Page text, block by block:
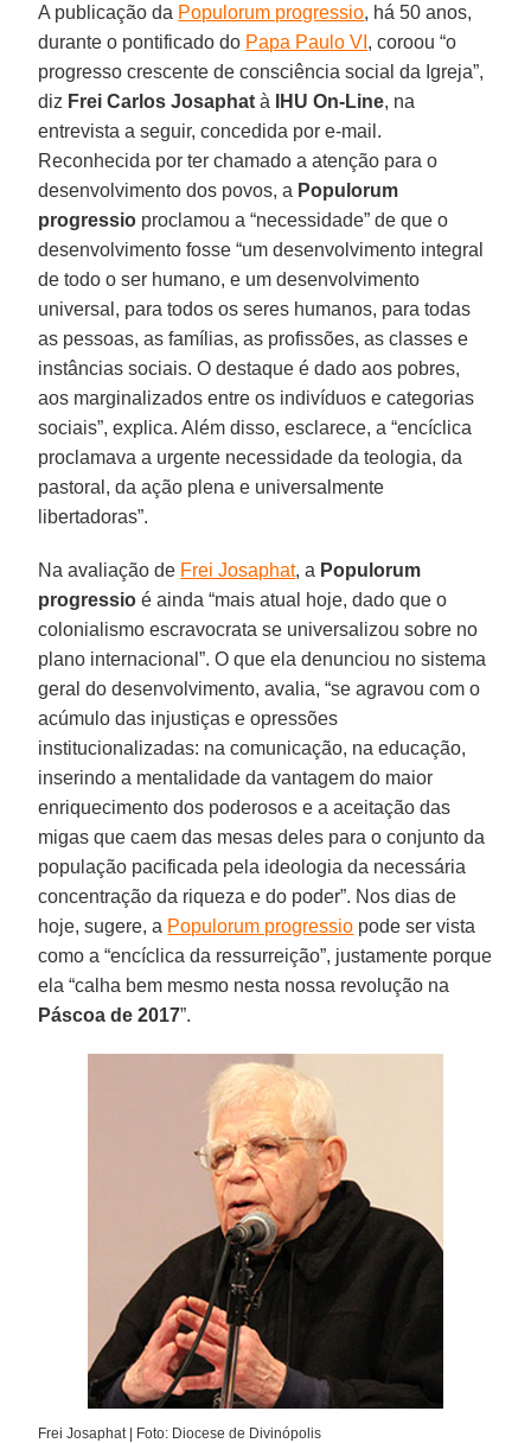
A publicação da Populorum progressio, há 50 anos,
durante o pontificado do Papa Paulo VI , coroou “o
progresso crescente de consciência social da Igreja”,
diz Frei Carlos Josaphat à IHU On-Line, na
entrevista a seguir, concedida por e-mail.
Reconhecida por ter chamado a atenção para o
desenvolvimento dos povos, a Populorum
progressio proclamou a “necessidade” de que o
desenvolvimento fosse “um desenvolvimento integral
de todo o ser humano, e um desenvolvimento
universal, para todos os seres humanos, para todas
as pessoas, as famílias, as profissões, as classes e
instâncias sociais. O destaque é dado aos pobres,
aos marginalizados entre os indivíduos e categorias
sociais”, explica. Além disso, esclarece, a “encíclica
proclamava a urgente necessidade da teologia, da
pastoral, da ação plena e universalmente
libertadoras”.
Na avaliação de Frei Josaphat, a Populorum
progressio é ainda “mais atual hoje, dado que o
colonialismo escravocrata se universalizou sobre no
plano internacional”. O que ela denunciou no sistema
geral do desenvolvimento, avalia, “se agravou com o
acúmulo das injustiças e opressões
institucionalizadas: na comunicação, na educação,
inserindo a mentalidade da vantagem do maior
enriquecimento dos poderosos e a aceitação das
migas que caem das mesas deles para o conjunto da
população pacificada pela ideologia da necessária
concentração da riqueza e do poder”. Nos dias de
hoje, sugere, a Populorum progressio pode ser vista
como a “encíclica da ressurreição”, justamente porque
ela “calha bem mesmo nesta nossa revolução na
Páscoa de 2017”.
Frei Josaphat | Foto: Diocese de Divinópolis